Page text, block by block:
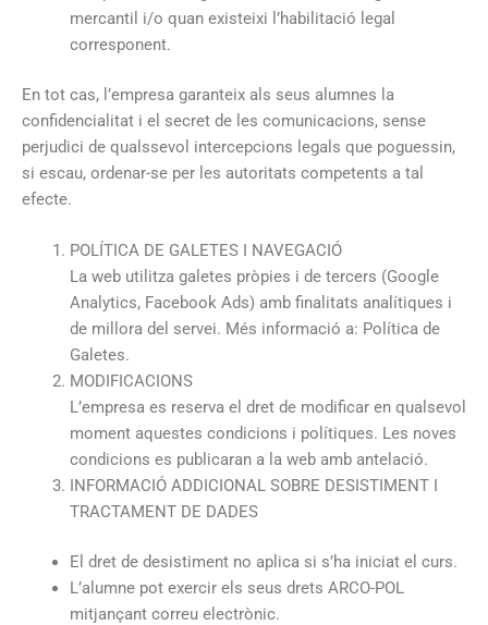
mercantil i/o quan existeixi l’habilitació legal
corresponent.
En tot cas, l’empresa garanteix als seus alumnes la
confidencialitat i el secret de les comunicacions, sense
perjudici de qualssevol intercepcions legals que poguessin,
si escau, ordenar-se per les autoritats competents a tal
efecte.
POLÍTICA DE GALETES I NAVEGACIÓ
La web utilitza galetes pròpies i de tercers (Google
Analytics, Facebook Ads) amb finalitats analítiques i
de millora del servei. Més informació a: Política de
Galetes.
MODIFICACIONS
L’empresa es reserva el dret de modificar en qualsevol
moment aquestes condicions i polítiques. Les noves
condicions es publicaran a la web amb antelació.
INFORMACIÓ ADDICIONAL SOBRE DESISTIMENT I
TRACTAMENT DE DADES
El dret de desistiment no aplica si s’ha iniciat el curs.
L’alumne pot exercir els seus drets ARCO-POL
mitjançant correu electrònic.